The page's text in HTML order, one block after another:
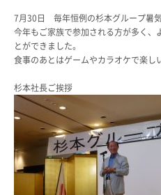
7月30日 毎年恒例の杉本グループ暑気
今年もご家族で参加される方が多く、
とができました。
食事のあとはゲームやカラオケで楽し
杉本社長ご挨拶